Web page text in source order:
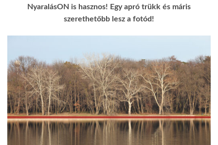
NyaralásON is hasznos! Egy apró trükk és máris
szerethetőbb lesz a fotód!